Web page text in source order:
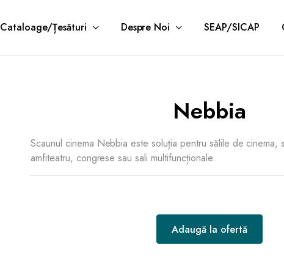
Cataloage/Țesături Despre Noi SEAP/SICAP
Nebbia
Scaunul cinema Nebbia este soluția pentru sălile de cinema,
amfiteatru, congrese sau sali multifuncționale.
Adaugă la ofertă